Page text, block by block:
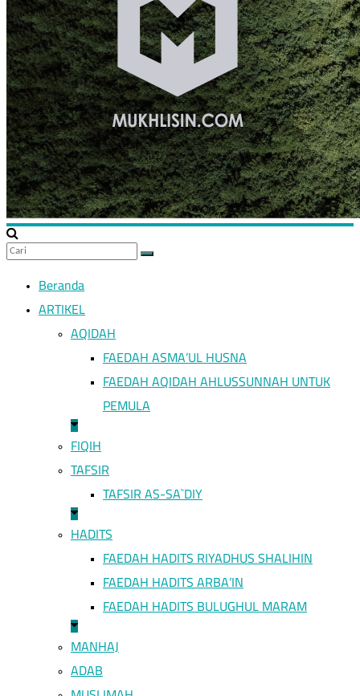
Beranda
ARTIKEL
AQIDAH
FAEDAH ASMA’UL HUSNA
FAEDAH AQIDAH AHLUSSUNNAH UNTUK
PEMULA
FIQIH
TAFSIR
TAFSIR AS-SA`DIY
HADITS
FAEDAH HADITS RIYADHUS SHALIHIN
FAEDAH HADITS ARBA’IN
FAEDAH HADITS BULUGHUL MARAM
MANHAJ
ADAB